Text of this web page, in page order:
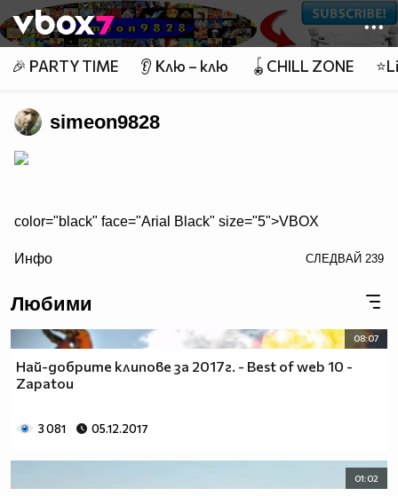
👾
🎉 PARTY TIME 👂 Клю – клю 🪀CHILL ZONE
simeon9828
color="black" face="Arial Black" size="5">VBOX
Топ 40 Смях
Top 40 поп - фолк |народна|
H D - клипове на Vbox7
Популярни клипове днес ®
Инфо СЛЕДВАЙ 239
Любими
08:07
Най-добрите клипове за 2017г. - Best of web 10 -
Zapatou
3 081 05.12.2017
01:02